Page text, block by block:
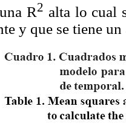
R2 alta lo cual
y que se tiene